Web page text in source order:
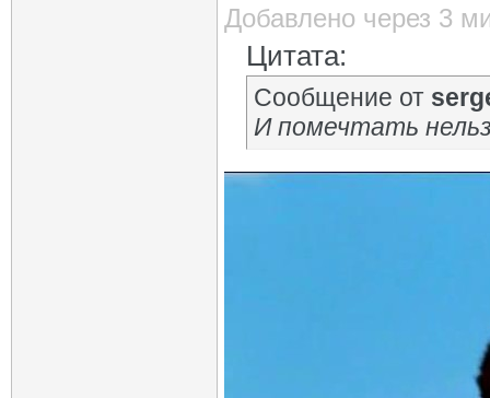
Добавлено через 3
Цитата:
Сообщение от
И помечтать